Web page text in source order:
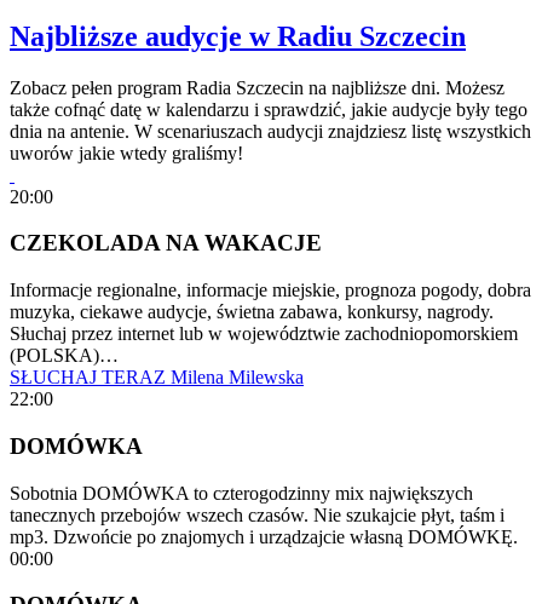
Najbliższe audycje w Radiu Szczecin
Zobacz pełen program Radia Szczecin na najbliższe dni. Możesz
także cofnąć datę w kalendarzu i sprawdzić, jakie audycje były tego
dnia na antenie. W scenariuszach audycji znajdziesz listę wszystkich
uworów jakie wtedy graliśmy!
20:00
CZEKOLADA NA WAKACJE
Informacje regionalne, informacje miejskie, prognoza pogody, dobra
muzyka, ciekawe audycje, świetna zabawa, konkursy, nagrody.
Słuchaj przez internet lub w województwie zachodniopomorskiem
(POLSKA)…
SŁUCHAJ TERAZ Milena Milewska
22:00
DOMÓWKA
Sobotnia DOMÓWKA to czterogodzinny mix największych
tanecznych przebojów wszech czasów. Nie szukajcie płyt, taśm i
mp3. Dzwońcie po znajomych i urządzajcie własną DOMÓWKĘ.
00:00